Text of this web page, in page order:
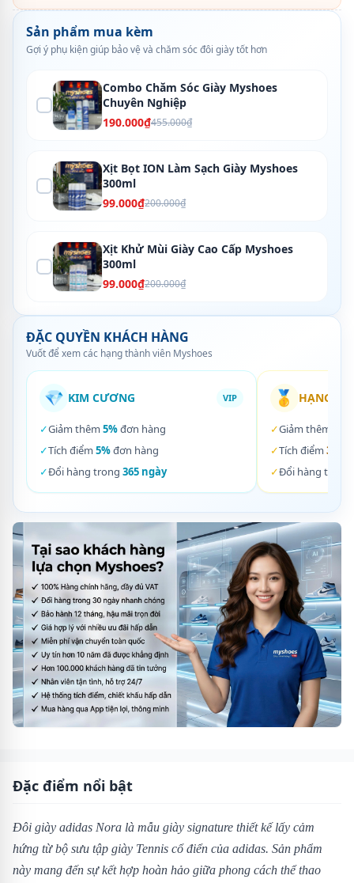
Sản phẩm mua kèm
Gợi ý phụ kiện giúp bảo vệ và chăm sóc đôi giày tốt hơn
Combo Chăm Sóc Giày Myshoes
Chuyên Nghiệp
190.000₫455.000₫
Xịt Bọt ION Làm Sạch Giày Myshoes
300ml
99.000₫200.000₫
Xịt Khử Mùi Giày Cao Cấp Myshoes
300ml
99.000₫200.000₫
ĐẶC QUYỀN KHÁCH HÀNG
Vuốt để xem các hạng thành viên Myshoes
💎 KIM CƯƠNG VIP
✓Giảm thêm 5%đơn hàng
✓Tích điểm 5%đơn hàng
✓Đổi hàng trong 365 ngày
🥇 HẠNG
✓Giảm thêm
✓Tích điểm 3%
✓Đổi hàng trong
Đặc điểm nổi bật
Đôi giày adidas Nora là mẫu giày signature thiết kế lấy cảm
hứng từ bộ sưu tập giày Tennis cổ điển của adidas. Sản phẩm
này mang đến sự kết hợp hoàn hảo giữa phong cách thể thao